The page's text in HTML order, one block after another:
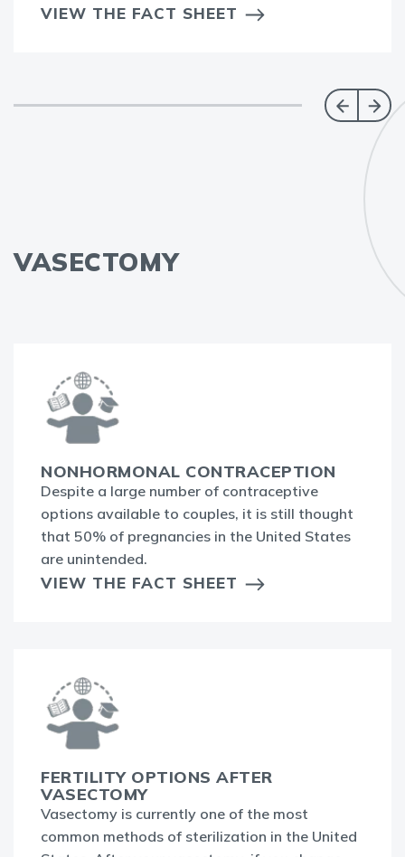
VIEW THE FACT SHEET
VASECTOMY
NONHORMONAL CONTRACEPTION
Despite a large number of contraceptive
options available to couples, it is still thought
that 50% of pregnancies in the United States
are unintended.
VIEW THE FACT SHEET
FERTILITY OPTIONS AFTER
VASECTOMY
Vasectomy is currently one of the most
common methods of sterilization in the United